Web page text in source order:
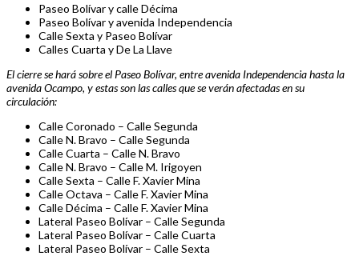
Paseo Bolívar y calle Décima
Paseo Bolívar y avenida Independencia
Calle Sexta y Paseo Bolívar
Calles Cuarta y De La Llave
El cierre se hará sobre el Paseo Bolívar, entre avenida Independencia hasta la
avenida Ocampo, y estas son las calles que se verán afectadas en su
circulación:
Calle Coronado – Calle Segunda
Calle N. Bravo – Calle Segunda
Calle Cuarta – Calle N. Bravo
Calle N. Bravo – Calle M. Irigoyen
Calle Sexta – Calle F. Xavier Mina
Calle Octava – Calle F. Xavier Mina
Calle Décima – Calle F. Xavier Mina
Lateral Paseo Bolívar – Calle Segunda
Lateral Paseo Bolívar – Calle Cuarta
Lateral Paseo Bolívar – Calle Sexta